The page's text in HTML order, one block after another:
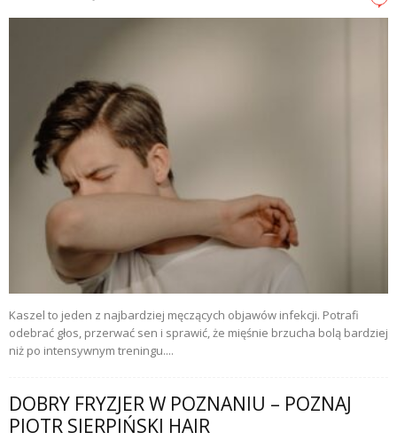
Kaszel to jeden z najbardziej męczących objawów infekcji. Potrafi
odebrać głos, przerwać sen i sprawić, że mięśnie brzucha bolą bardziej
niż po intensywnym treningu....
DOBRY FRYZJER W POZNANIU – POZNAJ
PIOTR SIERPIŃSKI HAIR